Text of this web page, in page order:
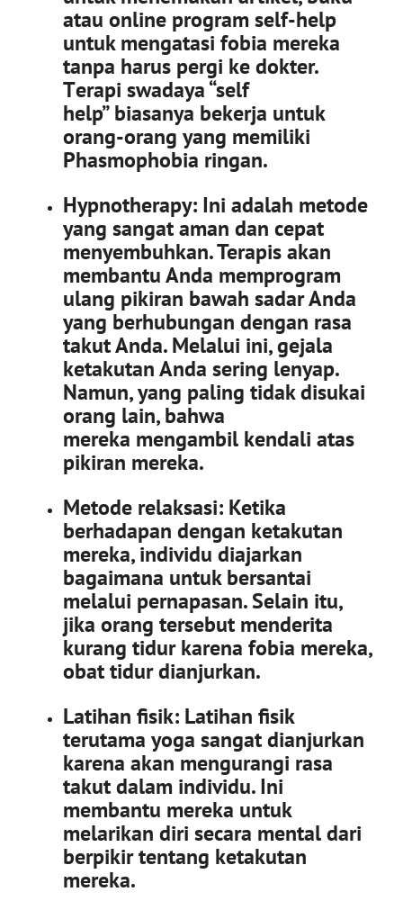
atau online program self-help
untuk mengatasi fobia mereka
tanpa harus pergi ke dokter.
Terapi swadaya “self
help” biasanya bekerja untuk
orang-orang yang memiliki
Phasmophobia ringan.
Hypnotherapy: Ini adalah metode
yang sangat aman dan cepat
menyembuhkan.Terapis akan
membantu Anda memprogram
ulang pikiran bawah sadar Anda
yang berhubungan dengan rasa
takut Anda.Melalui ini, gejala
ketakutan Anda sering lenyap.
Namun, yang paling tidak disukai
orang lain, bahwa
mereka mengambil kendali atas
pikiran mereka.
Metode relaksasi: Ketika
berhadapan dengan ketakutan
mereka, individu diajarkan
bagaimana untuk bersantai
melalui pernapasan.Selain itu,
jika orang tersebut menderita
kurang tidur karena fobia mereka,
obat tidur dianjurkan.
Latihan fisik: Latihan fisik
terutama yoga sangat dianjurkan
karena akan mengurangi rasa
takut dalam individu.Ini
membantu mereka untuk
melarikan diri secara mental dari
berpikir tentang ketakutan
mereka.